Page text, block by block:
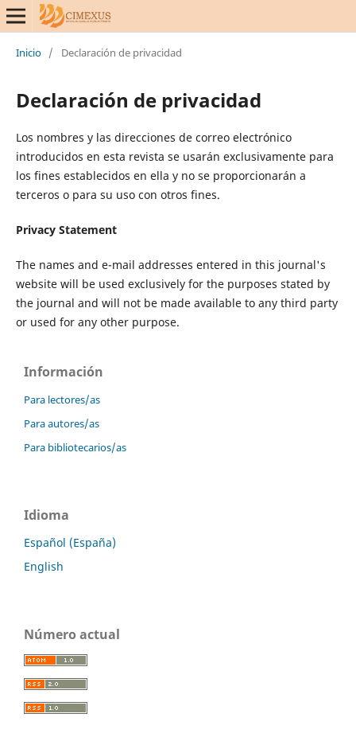
Inicio / Declaración de privacidad
Declaración de privacidad
Los nombres y las direcciones de correo electrónico
introducidos en esta revista se usarán exclusivamente para
los fines establecidos en ella y no se proporcionarán a
terceros o para su uso con otros fines.
Privacy Statement
The names and e-mail addresses entered in this journal's
website will be used exclusively for the purposes stated by
the journal and will not be made available to any third party
or used for any other purpose.
Información
Para lectores/as
Para autores/as
Para bibliotecarios/as
Idioma
Español (España)
English
Número actual